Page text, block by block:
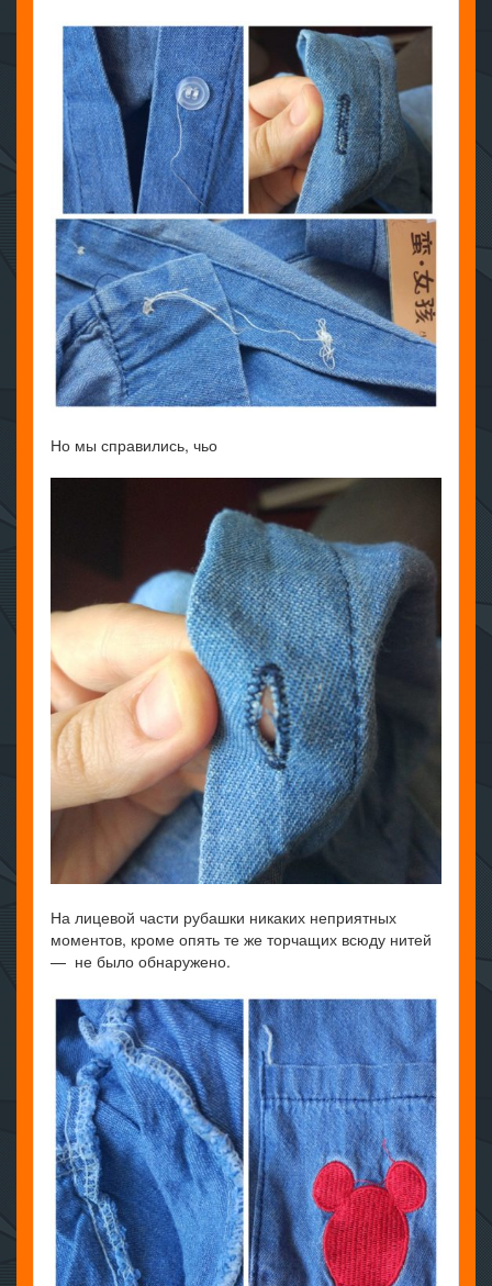
Но мы справились, чьо
На лицевой части рубашки никаких неприятных
моментов, кроме опять те же торчащих всюду нитей
— не было обнаружено.